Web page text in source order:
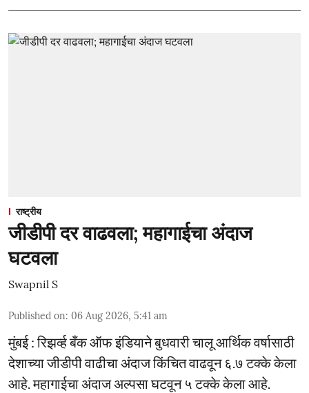
राष्ट्रीय
जीडीपी दर वाढवला; महागाईचा अंदाज
घटवला
Swapnil S
Published on: 06 Aug 2026, 5:41 am
मुंबई : रिझर्व्ह बँक ऑफ इंडियाने बुधवारी चालू आर्थिक वर्षासाठी
देशाच्या जीडीपी वाढीचा अंदाज किंचित वाढवून ६.७ टक्के केला
आहे. महागाईचा अंदाज अल्पसा घटवून ५ टक्के केला आहे.